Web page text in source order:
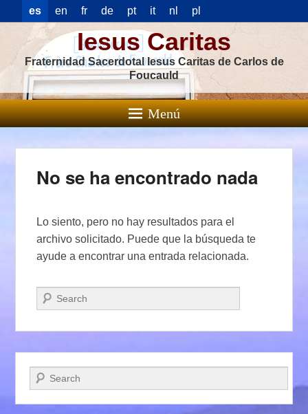
es en fr de pt it nl pl
Iesus Caritas
Fraternidad Sacerdotal Iesus Caritas de Carlos de
Foucauld
Menú
No se ha encontrado nada
Lo siento, pero no hay resultados para el
archivo solicitado. Puede que la búsqueda te
ayude a encontrar una entrada relacionada.
Buscar
Buscar